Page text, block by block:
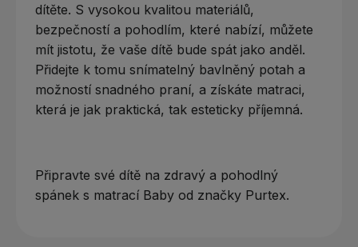
dítěte. S vysokou kvalitou materiálů,
bezpečností a pohodlím, které nabízí, můžete
mít jistotu, že vaše dítě bude spát jako anděl.
Přidejte k tomu snímatelný bavlněný potah a
možností snadného praní, a získáte matraci,
která je jak praktická, tak esteticky příjemná.
Připravte své dítě na zdravý a pohodlný
spánek s matrací Baby od značky Purtex.